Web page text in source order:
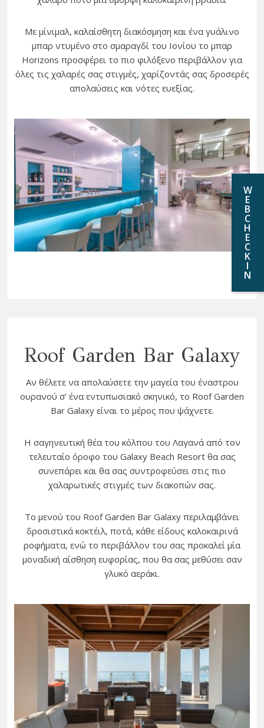
Με μίνιμαλ, καλαίσθητη διακόσμηση και ένα γυάλινο
μπαρ ντυμένο στο σμαραγδί του Ιονίου το μπαρ
Horizons προσφέρει το πιο φιλόξενο περιβάλλον για
όλες τις χαλαρές σας στιγμές, χαρίζοντάς σας δροσερές
απολαύσεις και νότες ευεξίας.
Roof Garden Bar Galaxy
Αν θέλετε να απολαύσετε την μαγεία του έναστρου
ουρανού σ’ ένα εντυπωσιακό σκηνικό, το Roof Garden
Bar Galaxy είναι το μέρος που ψάχνετε.
Η σαγηνευτική θέα του κόλπου του Λαγανά από τον
τελευταίο όροφο του Galaxy Beach Resort θα σας
συνεπάρει και θα σας συντροφεύσει στις πιο
χαλαρωτικές στιγμές των διακοπών σας.
Το μενού του Roof Garden Bar Galaxy περιλαμβάνει
δροσιστικά κοκτέιλ, ποτά, κάθε είδους καλοκαιρινά
ροφήματα, ενώ το περιβάλλον του σας προκαλεί μία
μοναδική αίσθηση ευφορίας, που θα σας μεθύσει σαν
γλυκό αεράκι.
W
E
B
C
H
E
C
K
I
N